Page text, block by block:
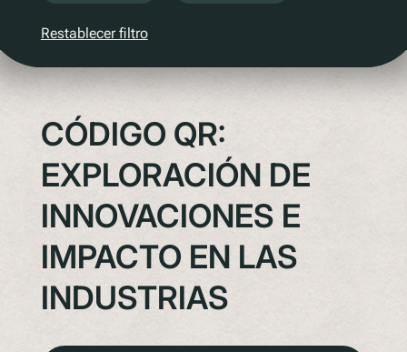
ESPR
Contacto
Socios
QR al cuadrado de Polytag
Restablecer filtro
CÓDIGO QR:
EXPLORACIÓN DE
INNOVACIONES E
IMPACTO EN LAS
INDUSTRIAS